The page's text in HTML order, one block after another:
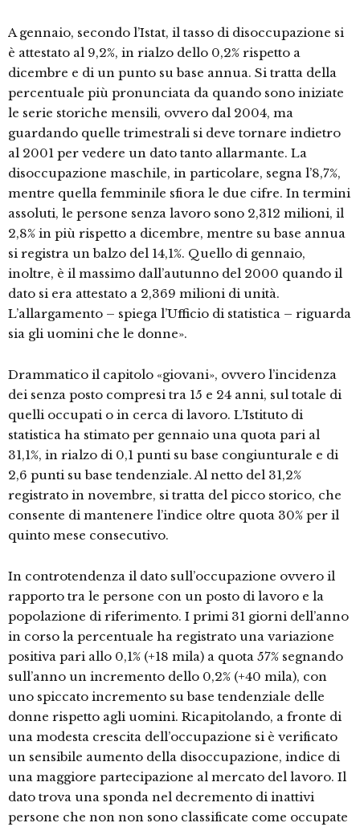
A gennaio, secondo l’Istat, il tasso di disoccupazione si
è attestato al 9,2%, in rialzo dello 0,2% rispetto a
dicembre e di un punto su base annua. Si tratta della
percentuale più pronunciata da quando sono iniziate
le serie storiche mensili, ovvero dal 2004, ma
guardando quelle trimestrali si deve tornare indietro
al 2001 per vedere un dato tanto allarmante. La
disoccupazione maschile, in particolare, segna l’8,7%,
mentre quella femminile sfiora le due cifre. In termini
assoluti, le persone senza lavoro sono 2,312 milioni, il
2,8% in più rispetto a dicembre, mentre su base annua
si registra un balzo del 14,1%. Quello di gennaio,
inoltre, è il massimo dall’autunno del 2000 quando il
dato si era attestato a 2,369 milioni di unità.
L’allargamento – spiega l’Ufficio di statistica – riguarda
sia gli uomini che le donne».
Drammatico il capitolo «giovani», ovvero l’incidenza
dei senza posto compresi tra 15 e 24 anni, sul totale di
quelli occupati o in cerca di lavoro. L’Istituto di
statistica ha stimato per gennaio una quota pari al
31,1%, in rialzo di 0,1 punti su base congiunturale e di
2,6 punti su base tendenziale. Al netto del 31,2%
registrato in novembre, si tratta del picco storico, che
consente di mantenere l’indice oltre quota 30% per il
quinto mese consecutivo.
In controtendenza il dato sull’occupazione ovvero il
rapporto tra le persone con un posto di lavoro e la
popolazione di riferimento. I primi 31 giorni dell’anno
in corso la percentuale ha registrato una variazione
positiva pari allo 0,1% (+18 mila) a quota 57% segnando
sull’anno un incremento dello 0,2% (+40 mila), con
uno spiccato incremento su base tendenziale delle
donne rispetto agli uomini. Ricapitolando, a fronte di
una modesta crescita dell’occupazione si è verificato
un sensibile aumento della disoccupazione, indice di
una maggiore partecipazione al mercato del lavoro. Il
dato trova una sponda nel decremento di inattivi
persone che non non sono classificate come occupate